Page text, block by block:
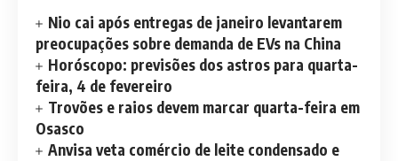
Nio cai após entregas de janeiro levantarem
preocupações sobre demanda de EVs na China
Horóscopo: previsões dos astros para quarta-
feira, 4 de fevereiro
Trovões e raios devem marcar quarta-feira em
Osasco
Anvisa veta comércio de leite condensado e